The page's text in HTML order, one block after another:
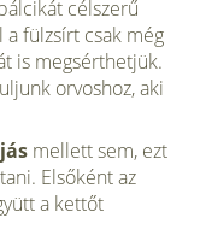
célszerű
a fülzsírt csak még
is megsérthetjük.
orvoshoz, aki
mellett sem, ezt
Elsőként az
a kettőt